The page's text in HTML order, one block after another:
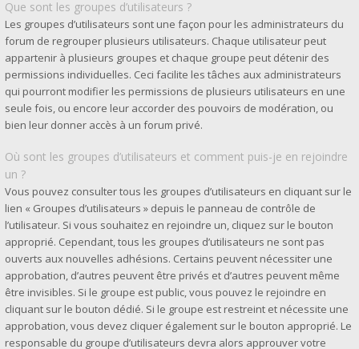
Que sont les groupes d’utilisateurs ?
Les groupes d’utilisateurs sont une façon pour les administrateurs du
forum de regrouper plusieurs utilisateurs. Chaque utilisateur peut
appartenir à plusieurs groupes et chaque groupe peut détenir des
permissions individuelles. Ceci facilite les tâches aux administrateurs
qui pourront modifier les permissions de plusieurs utilisateurs en une
seule fois, ou encore leur accorder des pouvoirs de modération, ou
bien leur donner accès à un forum privé.
Où sont les groupes d’utilisateurs et comment puis-je en rejoindre
un ?
Vous pouvez consulter tous les groupes d’utilisateurs en cliquant sur le
lien « Groupes d’utilisateurs » depuis le panneau de contrôle de
l’utilisateur. Si vous souhaitez en rejoindre un, cliquez sur le bouton
approprié. Cependant, tous les groupes d’utilisateurs ne sont pas
ouverts aux nouvelles adhésions. Certains peuvent nécessiter une
approbation, d’autres peuvent être privés et d’autres peuvent même
être invisibles. Si le groupe est public, vous pouvez le rejoindre en
cliquant sur le bouton dédié. Si le groupe est restreint et nécessite une
approbation, vous devez cliquer également sur le bouton approprié. Le
responsable du groupe d’utilisateurs devra alors approuver votre